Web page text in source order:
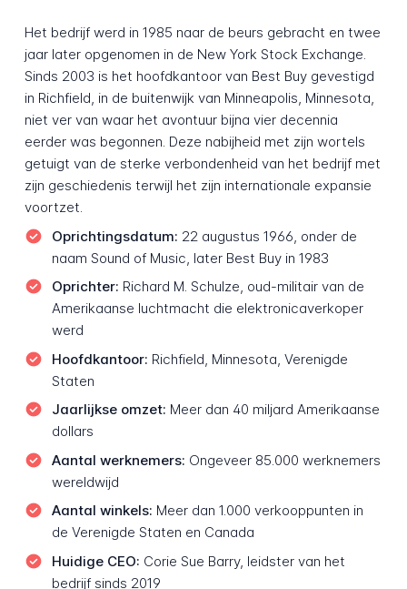
Het bedrijf werd in 1985 naar de beurs gebracht en twee
jaar later opgenomen in de New York Stock Exchange.
Sinds 2003 is het hoofdkantoor van Best Buy gevestigd
in Richfield, in de buitenwijk van Minneapolis, Minnesota,
niet ver van waar het avontuur bijna vier decennia
eerder was begonnen. Deze nabijheid met zijn wortels
getuigt van de sterke verbondenheid van het bedrijf met
zijn geschiedenis terwijl het zijn internationale expansie
voortzet.
Oprichtingsdatum: 22 augustus 1966, onder de
naam Sound of Music, later Best Buy in 1983
Oprichter: Richard M. Schulze, oud-militair van de
Amerikaanse luchtmacht die elektronicaverkoper
werd
Hoofdkantoor: Richfield, Minnesota, Verenigde
Staten
Jaarlijkse omzet: Meer dan 40 miljard Amerikaanse
dollars
Aantal werknemers: Ongeveer 85.000 werknemers
wereldwijd
Aantal winkels: Meer dan 1.000 verkooppunten in
de Verenigde Staten en Canada
Huidige CEO: Corie Sue Barry, leidster van het
bedrijf sinds 2019